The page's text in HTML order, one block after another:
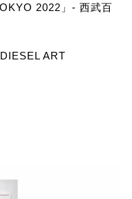
2022」- 西武百
ART